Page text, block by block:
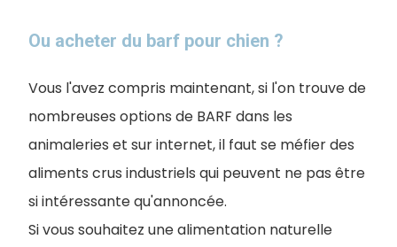
Ou acheter du barf pour chien ?
Vous l'avez compris maintenant, si l'on trouve de
nombreuses options de BARF dans les
animaleries et sur internet, il faut se méfier des
aliments crus industriels qui peuvent ne pas être
si intéressante qu'annoncée.
Si vous souhaitez une alimentation naturelle